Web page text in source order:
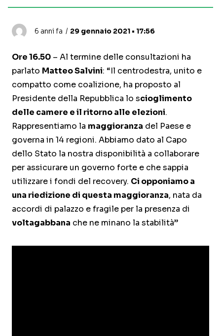
6 anni fa 29 gennaio 2021 • 17:56
Ore 16.50 – Al termine delle consultazioni ha
parlato Matteo Salvini: “Il centrodestra, unito e
compatto come coalizione, ha proposto al
Presidente della Repubblica lo scioglimento
delle camere e il ritorno alle elezioni.
Rappresentiamo la maggioranza del Paese e
governa in 14 regioni. Abbiamo dato al Capo
dello Stato la nostra disponibilità a collaborare
per assicurare un governo forte e che sappia
utilizzare i fondi del recovery. Ci opponiamo a
una riedizione di questa maggioranza, nata da
accordi di palazzo e fragile per la presenza di
voltagabbana che ne minano la stabilità”